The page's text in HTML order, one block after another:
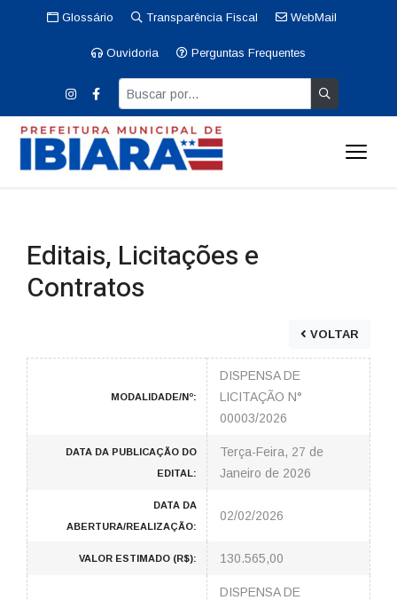
Glossário Transparência Fiscal WebMail
Ouvidoria Perguntas Frequentes
Editais, Licitações e
Contratos
VOLTAR
MODALIDADE/Nº:
DISPENSA DE
LICITAÇÃO N°
00003/2026
DATA DA PUBLICAÇÃO DO
EDITAL:
Terça-Feira, 27 de
Janeiro de 2026
DATA DA
ABERTURA/REALIZAÇÃO:
02/02/2026
VALOR ESTIMADO (R$): 130.565,00
DISPENSA DE